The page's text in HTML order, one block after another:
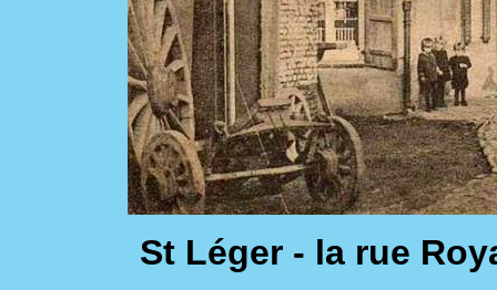
St Léger - la rue